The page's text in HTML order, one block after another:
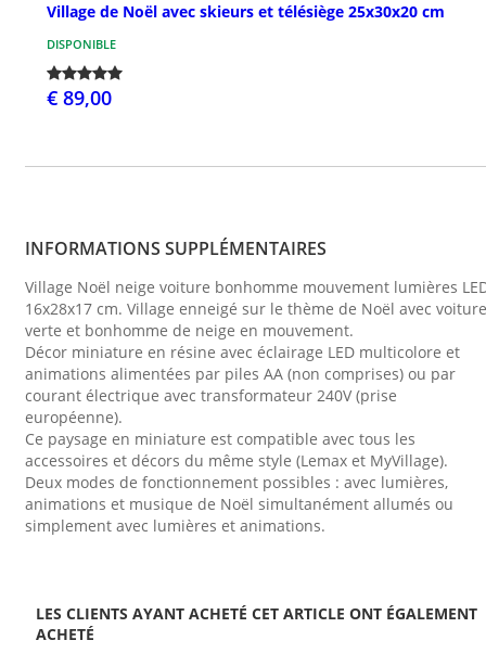
Village de Noël avec skieurs et télésiège 25x30x20 cm
DISPONIBLE
€ 89,00
INFORMATIONS SUPPLÉMENTAIRES
Village Noël neige voiture bonhomme mouvement lumières
16x28x17 cm. Village enneigé sur le thème de Noël avec voiture
verte et bonhomme de neige en mouvement.
Décor miniature en résine avec éclairage LED multicolore et
animations alimentées par piles AA (non comprises) ou par
courant électrique avec transformateur 240V (prise
européenne).
Ce paysage en miniature est compatible avec tous les
accessoires et décors du même style (Lemax et MyVillage).
Deux modes de fonctionnement possibles : avec lumières,
animations et musique de Noël simultanément allumés ou
simplement avec lumières et animations.
LES CLIENTS AYANT ACHETÉ CET ARTICLE ONT ÉGALEMENT
ACHETÉ